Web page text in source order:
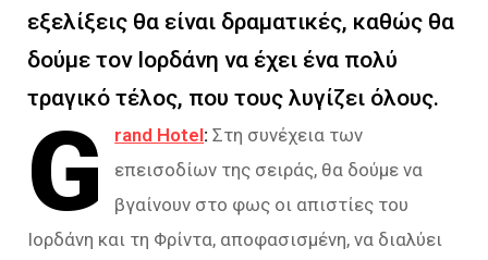
εξελίξεις θα είναι δραματικές, καθώς θα
δούμε τον Ιορδάνη να έχει ένα πολύ
τραγικό τέλος, που τους λυγίζει όλους.
G rand Hotel: Στη συνέχεια των
επεισοδίων της σειράς, θα δούμε να
βγαίνουν στο φως οι απιστίες του
Ιορδάνη και τη Φρίντα, αποφασισμένη, να διαλύει